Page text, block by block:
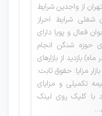
از واجدین شرایط
شرایط احراز
فعال و پویا دارای
حوزه شنگن انجام
از کشور (حداقل 15 روز در ماه) بازدید از بازارهای
مزایا: حقوق ثابت:
بیمه تکمیلی و مزایای
با کلیک روی لینک